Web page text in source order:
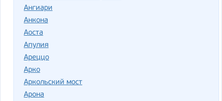
Ангиари
Анкона
Аоста
Апулия
Ареццо
Арко
Аркольский мост
Арона